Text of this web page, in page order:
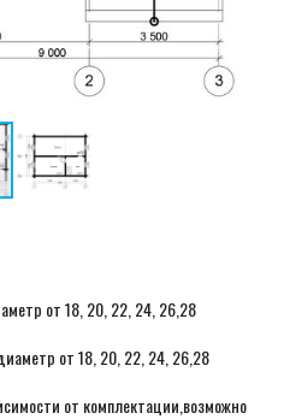
от 18, 20, 22, 24, 26,28
от 18, 20, 22, 24, 26,28
от комплектации,возможно